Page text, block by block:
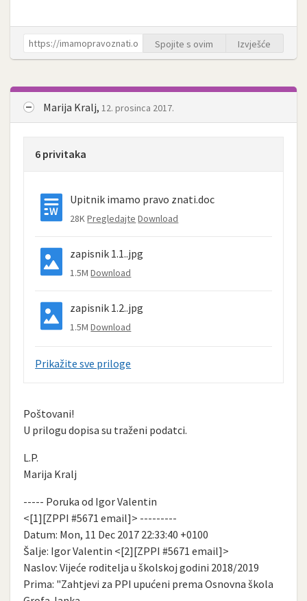
Spojite s ovim Izvješće
Marija Kralj, 12. prosinca 2017.
6 privitaka
Upitnik imamo pravo znati.doc
28KPregledajte Download
zapisnik 1.1..jpg
1.5MDownload
zapisnik 1.2..jpg
1.5MDownload
Prikažite sve priloge
Poštovani!
U prilogu dopisa su traženi podatci.
L.P.
Marija Kralj
----- Poruka od Igor Valentin
<[1][ZPPI #5671 email]> ---------
Datum: Mon, 11 Dec 2017 22:33:40 +0100
Šalje: Igor Valentin <[2][ZPPI #5671 email]>
Naslov: Vijeće roditelja u školskoj godini 2018/2019
Prima: "Zahtjevi za PPI upućeni prema Osnovna škola